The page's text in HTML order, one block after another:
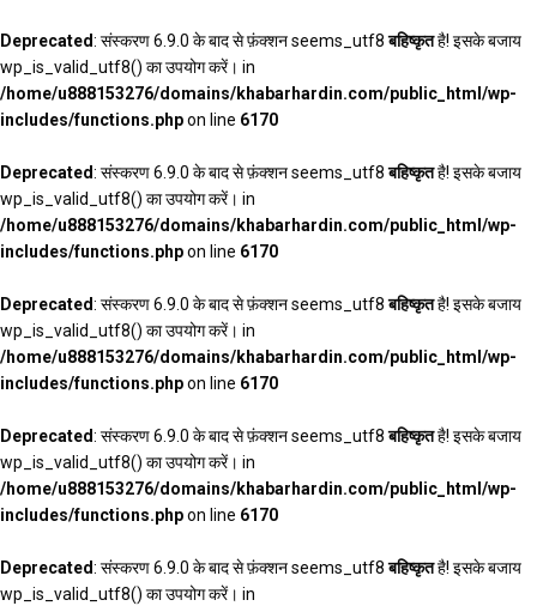
Deprecated: संस्करण 6.9.0 के बाद से फ़ंक्शन seems_utf8बहिष्कृतहै! इसके बजाय
wp_is_valid_utf8() का उपयोग करें। in
/home/u888153276/domains/khabarhardin.com/public_html/wp-
includes/functions.phpon line 6170
Deprecated: संस्करण 6.9.0 के बाद से फ़ंक्शन seems_utf8बहिष्कृतहै! इसके बजाय
wp_is_valid_utf8() का उपयोग करें। in
/home/u888153276/domains/khabarhardin.com/public_html/wp-
includes/functions.phpon line 6170
Deprecated: संस्करण 6.9.0 के बाद से फ़ंक्शन seems_utf8बहिष्कृतहै! इसके बजाय
wp_is_valid_utf8() का उपयोग करें। in
/home/u888153276/domains/khabarhardin.com/public_html/wp-
includes/functions.phpon line 6170
Deprecated: संस्करण 6.9.0 के बाद से फ़ंक्शन seems_utf8बहिष्कृतहै! इसके बजाय
wp_is_valid_utf8() का उपयोग करें। in
/home/u888153276/domains/khabarhardin.com/public_html/wp-
includes/functions.phpon line 6170
Deprecated: संस्करण 6.9.0 के बाद से फ़ंक्शन seems_utf8बहिष्कृतहै! इसके बजाय
wp_is_valid_utf8() का उपयोग करें। in